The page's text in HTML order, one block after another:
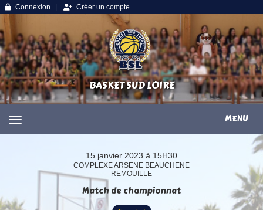
Connexion Créer un compte
BASKET SUD LOIRE
MENU
15 janvier 2023 à 15H30
COMPLEXE ARSENE BEAUCHENE
REMOUILLE
Match de championnat
Panneau de gestion des cookies